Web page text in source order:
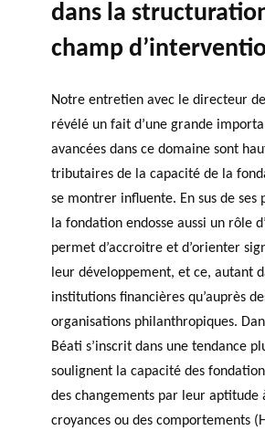
dans la
champ
Notre entretien avec le directeur
révélé un fait d’une grande
avancées dans ce domaine sont
tributaires de la capacité de la
se montrer influente. En sus de ses
la fondation endosse aussi un rôle
permet d’accroitre et d’orienter
leur développement, et ce, autant
institutions financières qu’auprès
organisations philanthropiques.
Béati s’inscrit dans une tendance
soulignent la capacité des
des changements par leur aptitude
croyances ou des comportements